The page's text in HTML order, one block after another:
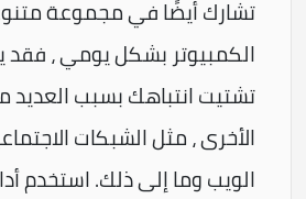
تشارك أيضًا في مجموعة
الكمبيوتر بشكل يومي ،
تشتيت انتباهك بسبب العديد
الأخرى ، مثل الشبكات
الويب وما إلى ذلك. استخدم